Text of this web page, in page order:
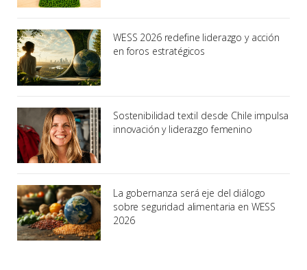
WESS 2026 redefine liderazgo y acción
en foros estratégicos
Sostenibilidad textil desde Chile impulsa
innovación y liderazgo femenino
La gobernanza será eje del diálogo
sobre seguridad alimentaria en WESS
2026